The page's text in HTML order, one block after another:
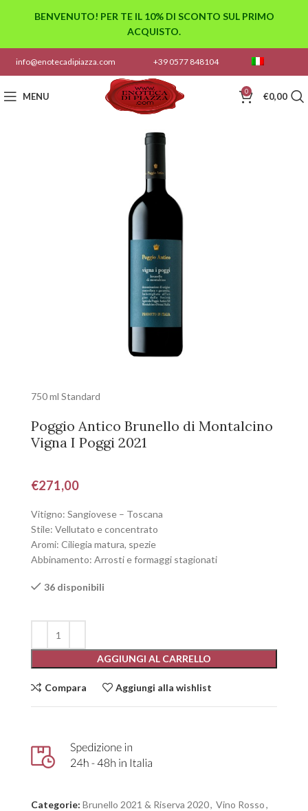
info@enotecadipiazza.com +39 0577 848104
MENU 0 €0,00
750 ml Standard
Poggio Antico Brunello di Montalcino
Vigna I Poggi 2021
€271,00
Vitigno: Sangiovese – Toscana
Stile: Vellutato e concentrato
Aromi: Ciliegia matura, spezie
Abbinamento: Arrosti e formaggi stagionati
36 disponibili
AGGIUNGI AL CARRELLO
Compara Aggiungi alla wishlist
Categorie: Brunello 2021 & Riserva 2020, Vino Rosso,
BENVENUTO! PER TE IL 10% DI SCONTO SUL PRIMO
ACQUISTO.